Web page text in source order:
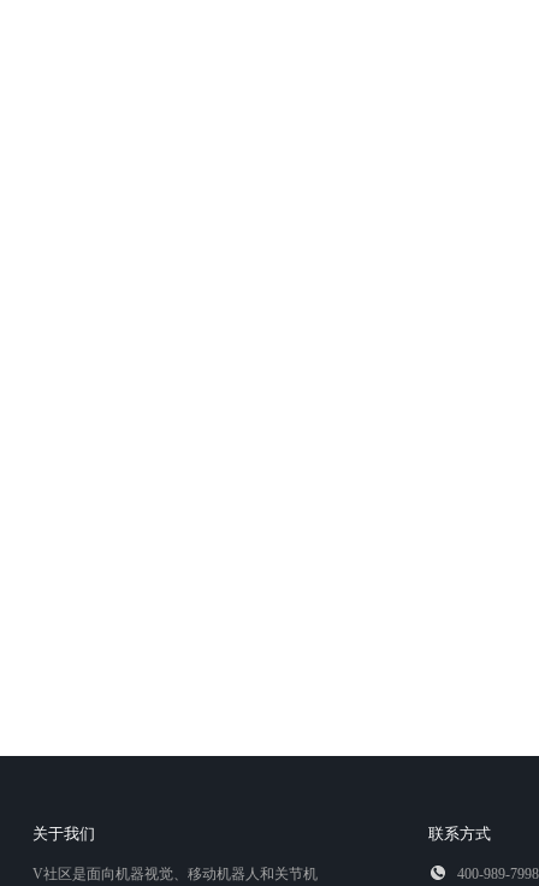
关于我们
V社区是面向机器视觉、移动机器人和关节机
联系方式
400-989-7998